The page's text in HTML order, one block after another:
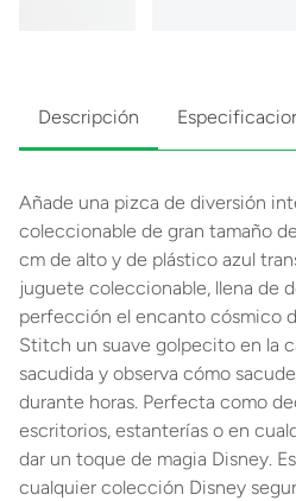
Descripción
Añade una pizca de diversión
coleccionable de gran tamaño
cm de alto y de plástico azul
juguete coleccionable, llena de
perfección el encanto cósmico
Stitch un suave golpecito en la
sacudida y observa cómo
durante horas. Perfecta como
escritorios, estanterías o en
dar un toque de magia Disney.
cualquier colección Disney